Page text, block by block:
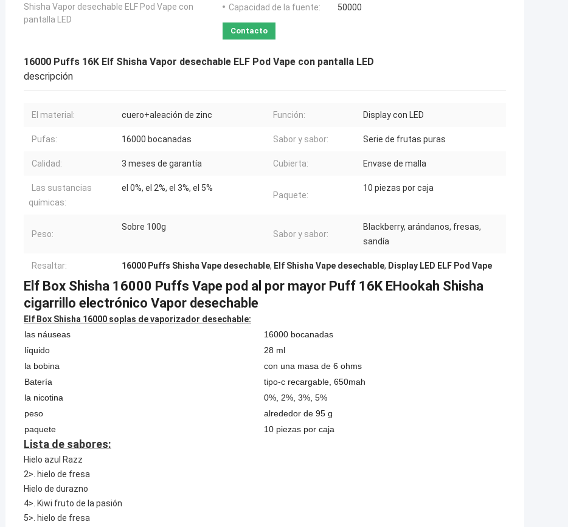
Shisha Vapor desechable ELF Pod Vape con
pantalla LED
Capacidad de la fuente:
50000
Contacto
16000 Puffs 16K Elf Shisha Vapor desechable ELF Pod Vape con pantalla LED
descripción
El material: cuero+aleación de zinc Función: Display con LED
Pufas: 16000 bocanadas Sabor y sabor: Serie de frutas puras
Calidad: 3 meses de garantía Cubierta: Envase de malla
Las sustancias
químicas:
el 0%, el 2%, el 3%, el 5%
Paquete:
10 piezas por caja
Peso:
Sobre 100g
Sabor y sabor:
Blackberry, arándanos, fresas,
sandía
Resaltar: 16000 Puffs Shisha Vape desechable, Elf Shisha Vape desechable, Display LED ELF Pod Vape
Elf Box Shisha 16000 Puffs Vape pod al por mayor Puff 16K EHookah Shisha
cigarrillo electrónico Vapor desechable
Elf Box Shisha 16000 soplas de vaporizador desechable:
las náuseas
16000 bocanadas
líquido
28 ml
la bobina
con una masa de 6 ohms
Batería
tipo-c recargable, 650mah
la nicotina
0%, 2%, 3%, 5%
peso
alrededor de 95 g
paquete
10 piezas por caja
Lista de sabores:
Hielo azul Razz
2>. hielo de fresa
Hielo de durazno
4>. Kiwi fruto de la pasión
5>. hielo de fresa